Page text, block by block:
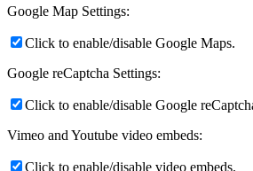
Google Map Settings:
Click to enable/disable Google Maps.
Google reCaptcha Settings:
Click to enable/disable Google
Vimeo and Youtube video embeds:
Click to enable/disable video embeds.